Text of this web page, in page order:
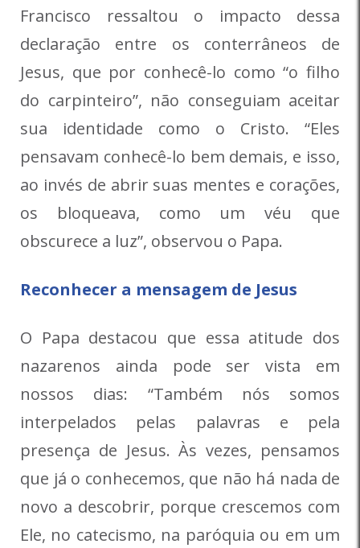
Francisco ressaltou o impacto dessa
declaração entre os conterrâneos de
Jesus, que por conhecê-lo como “o filho
do carpinteiro”, não conseguiam aceitar
sua identidade como o Cristo. “Eles
pensavam conhecê-lo bem demais, e isso,
ao invés de abrir suas mentes e corações,
os bloqueava, como um véu que
obscurece a luz”, observou o Papa.
Reconhecer a mensagem de Jesus
O Papa destacou que essa atitude dos
nazarenos ainda pode ser vista em
nossos dias: “Também nós somos
interpelados pelas palavras e pela
presença de Jesus. Às vezes, pensamos
que já o conhecemos, que não há nada de
novo a descobrir, porque crescemos com
Ele, no catecismo, na paróquia ou em um